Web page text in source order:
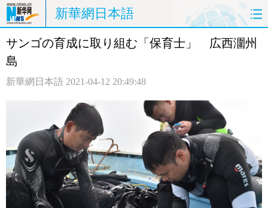
新華網日本語
ホームページ 政治 経済
写真
中日対訳
サンゴの育成に取り組む「保育士」 広西潿州
島
新華網日本語 2021-04-12 20:49:48